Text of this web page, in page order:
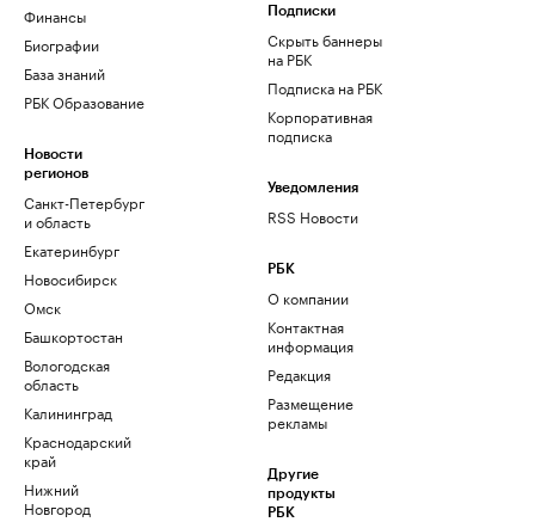
Финансы
Биографии
База знаний
РБК Образование
Новости
регионов
Санкт-Петербург
и область
Екатеринбург
Новосибирск
Омск
Башкортостан
Вологодская
область
Калининград
Краснодарский
край
Нижний
Новгород
Подписки
Скрыть баннеры
на РБК
Подписка на РБК
Корпоративная
подписка
Уведомления
RSS Новости
РБК
О компании
Контактная
информация
Редакция
Размещение
рекламы
Другие
продукты
РБК